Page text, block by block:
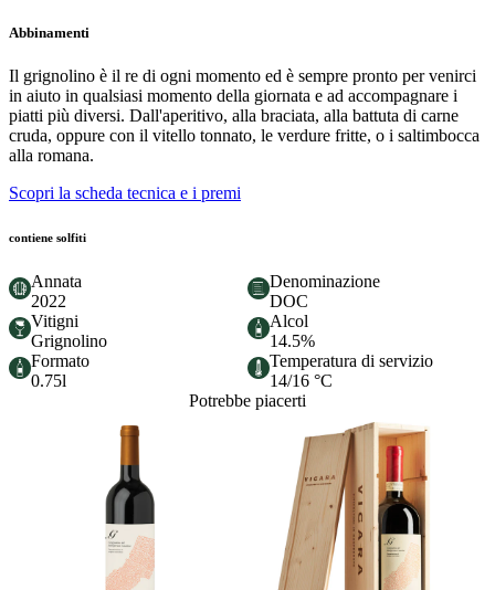
Abbinamenti
Il grignolino è il re di ogni momento ed è sempre pronto per venirci
in aiuto in qualsiasi momento della giornata e ad accompagnare i
piatti più diversi. Dall'aperitivo, alla braciata, alla battuta di carne
cruda, oppure con il vitello tonnato, le verdure fritte, o i saltimbocca
alla romana.
Scopri la scheda tecnica e i premi
contiene solfiti
Annata
2022
Denominazione
DOC
Vitigni
Grignolino
Alcol
14.5%
Formato
0.75l
Temperatura di servizio
14/16 °C
Potrebbe piacerti